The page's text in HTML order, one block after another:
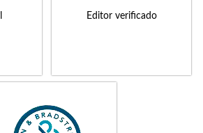
Editor verificado